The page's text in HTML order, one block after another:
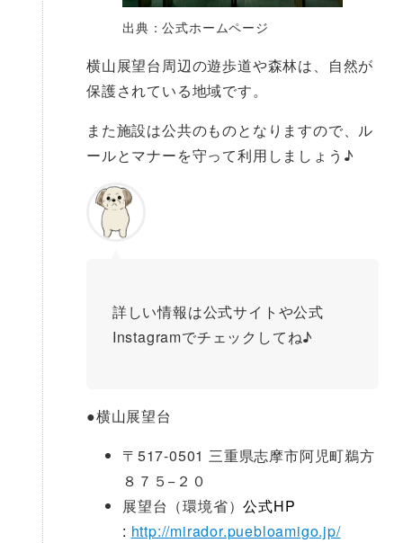
出典：公式ホームページ
横山展望台周辺の遊歩道や森林は、自然が
保護されている地域です。
また施設は公共のものとなりますので、ル
ールとマナーを守って利用しましょう♪
詳しい情報は公式サイトや公式
Instagramでチェックしてね♪
●横山展望台
〒517-0501 三重県志摩市阿児町鵜方
８７５−２０
展望台（環境省）公式HP
: http://mirador.puebloamigo.jp/